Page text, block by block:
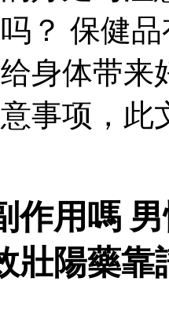
？ 保健
身体带
事项，此
作用嗎
壯陽藥靠